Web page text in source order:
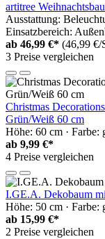
artitree
Ausstattung:
Einsatzbereich:
ab 46,99 €* (46,99 €/
3 Preise vergleichen
Christmas
Grün/Weiß 60 cm
Höhe: 60 cm · Farbe:
ab 9,99 €*
4 Preise vergleichen
I.GE.A. Dekobaum
Höhe: 50 cm · Farbe:
ab 15,99 €*
2 Preise vergleichen